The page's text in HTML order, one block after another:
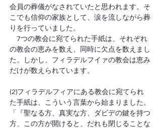
会員の葬儀がなされていたと思われます。そ
こでも信仰の家族として、涙を流しながら葬
りを行っていました。
7つの教会に宛てられた手紙は、それぞれ
の教会の恵みを数え、同時に欠点を数えまし
た。しかし、フィラデルフイァの教会は恵み
だけが数えられています。
(2)フィラデルフィアにある教会に宛てられ
た手紙は、こういう言葉から始まりました。
「『聖なる方、真実な方、ダビデの鍵を持つ
方、この方が開けると、だれも閉じることな